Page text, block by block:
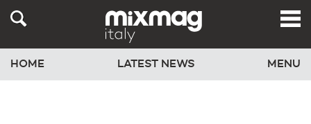
HOME LATEST NEWS MENU